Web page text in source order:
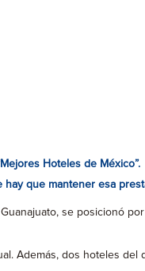
Hoteles de México”.
que mantener esa
se posicionó
Además, dos hoteles